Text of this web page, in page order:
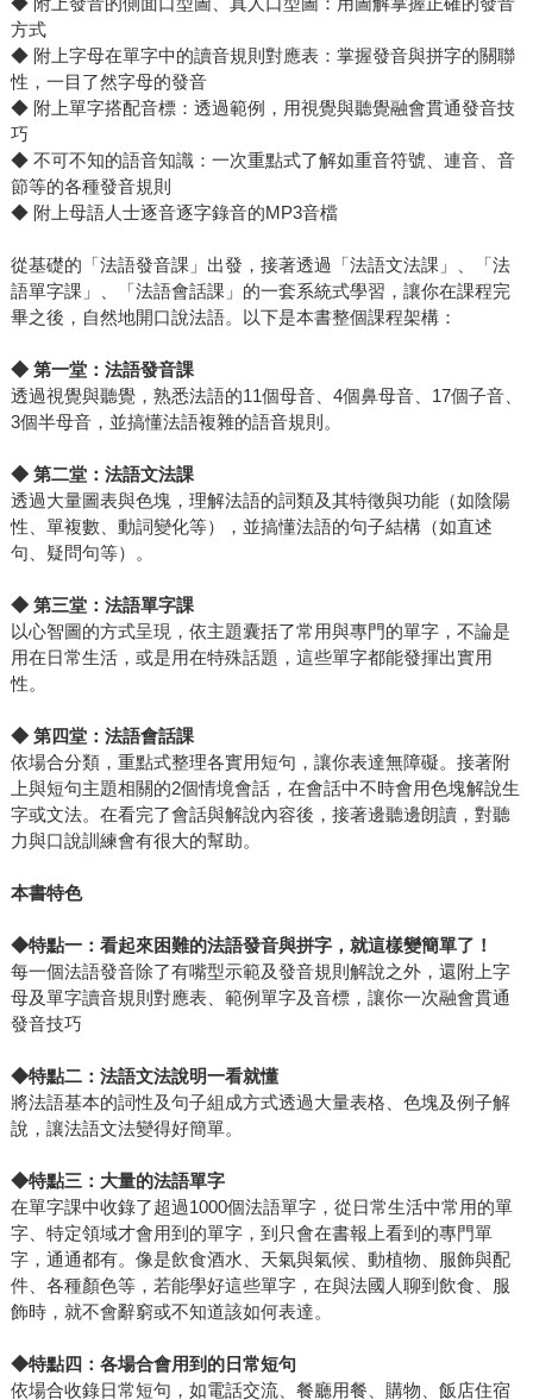
方式
◆ 附上字母在單字中的讀音規則對應表：掌握發音與拼字的關聯
性，一目了然字母的發音
◆ 附上單字搭配音標：透過範例，用視覺與聽覺融會貫通發音技
巧
◆ 不可不知的語音知識：一次重點式了解如重音符號、連音、音
節等的各種發音規則
◆ 附上母語人士逐音逐字錄音的MP3音檔
從基礎的「法語發音課」出發，接著透過「法語文法課」、「法
語單字課」、「法語會話課」的一套系統式學習，讓你在課程完
畢之後，自然地開口說法語。以下是本書整個課程架構：
◆ 第一堂：法語發音課
透過視覺與聽覺，熟悉法語的11個母音、4個鼻母音、17個子音、
3個半母音，並搞懂法語複雜的語音規則。
◆ 第二堂：法語文法課
透過大量圖表與色塊，理解法語的詞類及其特徵與功能（如陰陽
性、單複數、動詞變化等），並搞懂法語的句子結構（如直述
句、疑問句等）。
◆ 第三堂：法語單字課
以心智圖的方式呈現，依主題囊括了常用與專門的單字，不論是
用在日常生活，或是用在特殊話題，這些單字都能發揮出實用
性。
◆ 第四堂：法語會話課
依場合分類，重點式整理各實用短句，讓你表達無障礙。接著附
上與短句主題相關的2個情境會話，在會話中不時會用色塊解說生
字或文法。在看完了會話與解說內容後，接著邊聽邊朗讀，對聽
力與口說訓練會有很大的幫助。
本書特色
◆特點一：看起來困難的法語發音與拼字，就這樣變簡單了！
每一個法語發音除了有嘴型示範及發音規則解說之外，還附上字
母及單字讀音規則對應表、範例單字及音標，讓你一次融會貫通
發音技巧
◆特點二：法語文法說明一看就懂
將法語基本的詞性及句子組成方式透過大量表格、色塊及例子解
說，讓法語文法變得好簡單。
◆特點三：大量的法語單字
在單字課中收錄了超過1000個法語單字，從日常生活中常用的單
字、特定領域才會用到的單字，到只會在書報上看到的專門單
字，通通都有。像是飲食酒水、天氣與氣候、動植物、服飾與配
件、各種顏色等，若能學好這些單字，在與法國人聊到飲食、服
飾時，就不會辭窮或不知道該如何表達。
◆特點四：各場合會用到的日常短句
依場合收錄日常短句，如電話交流、餐廳用餐、購物、飯店住宿